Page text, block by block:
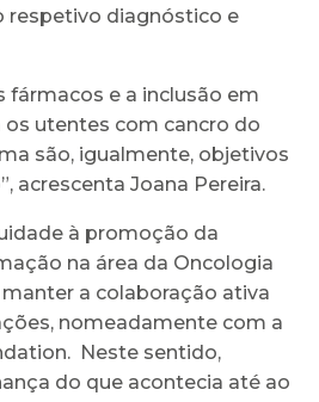
respetivo diagnóstico e
fármacos e a inclusão em
os utentes com cancro do
são, igualmente, objetivos
acrescenta Joana Pereira.
à promoção da
na área da Oncologia
a colaboração ativa
nomeadamente com a
Neste sentido,
do que acontecia até ao